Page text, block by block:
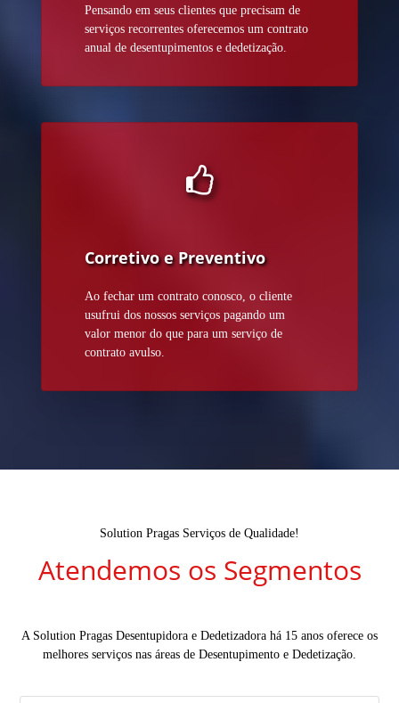
Pensando em seus clientes que precisam de
serviços recorrentes oferecemos um contrato
anual de desentupimentos e dedetização.
Corretivo e Preventivo
Ao fechar um contrato conosco, o cliente
usufrui dos nossos serviços pagando um
valor menor do que para um serviço de
contrato avulso.
Solution Pragas Serviços de Qualidade!
Atendemos os Segmentos
A Solution Pragas Desentupidora e Dedetizadora há 15 anos oferece os
melhores serviços nas áreas de Desentupimento e Dedetização.